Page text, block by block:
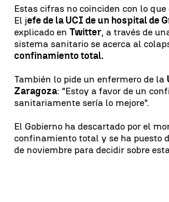
Estas cifras no coinciden con lo que
El jefe de la UCI de un hospital de
explicado en Twitter, a través de
sistema sanitario se acerca al
confinamiento total.
También lo pide un enfermero de la
Zaragoza: "Estoy a favor de un
sanitariamente sería lo mejore".
El Gobierno ha descartado por el
confinamiento total y se ha puesto
de noviembre para decidir sobre